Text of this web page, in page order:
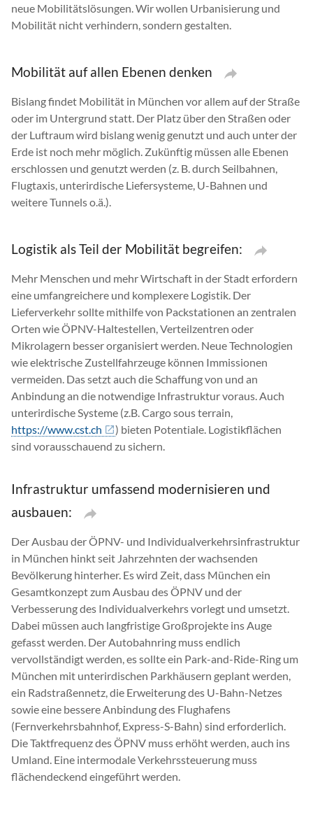
neue Mobilitätslösungen. Wir wollen Urbanisierung und
Mobilität nicht verhindern, sondern gestalten.
Mobilität auf allen Ebenen denken
Bislang findet Mobilität in München vor allem auf der Straße
oder im Untergrund statt. Der Platz über den Straßen oder
der Luftraum wird bislang wenig genutzt und auch unter der
Erde ist noch mehr möglich. Zukünftig müssen alle Ebenen
erschlossen und genutzt werden (z. B. durch Seilbahnen,
Flugtaxis, unterirdische Liefersysteme, U-Bahnen und
weitere Tunnels o.ä.).
Logistik als Teil der Mobilität begreifen:
Mehr Menschen und mehr Wirtschaft in der Stadt erfordern
eine umfangreichere und komplexere Logistik. Der
Lieferverkehr sollte mithilfe von Packstationen an zentralen
Orten wie ÖPNV-Haltestellen, Verteilzentren oder
Mikrolagern besser organisiert werden. Neue Technologien
wie elektrische Zustellfahrzeuge können Immissionen
vermeiden. Das setzt auch die Schaffung von und an
Anbindung an die notwendige Infrastruktur voraus. Auch
unterirdische Systeme (z.B. Cargo sous terrain,
https://www.cst.ch
) bieten Potentiale. Logistikflächen
sind vorausschauend zu sichern.
Infrastruktur umfassend modernisieren und
ausbauen:
Der Ausbau der ÖPNV- und Individualverkehrsinfrastruktur
in München hinkt seit Jahrzehnten der wachsenden
Bevölkerung hinterher. Es wird Zeit, dass München ein
Gesamtkonzept zum Ausbau des ÖPNV und der
Verbesserung des Individualverkehrs vorlegt und umsetzt.
Dabei müssen auch langfristige Großprojekte ins Auge
gefasst werden. Der Autobahnring muss endlich
vervollständigt werden, es sollte ein Park-and-Ride-Ring um
München mit unterirdischen Parkhäusern geplant werden,
ein Radstraßennetz, die Erweiterung des U-Bahn-Netzes
sowie eine bessere Anbindung des Flughafens
(Fernverkehrsbahnhof, Express-S-Bahn) sind erforderlich.
Die Taktfrequenz des ÖPNV muss erhöht werden, auch ins
Umland. Eine intermodale Verkehrssteuerung muss
flächendeckend eingeführt werden.